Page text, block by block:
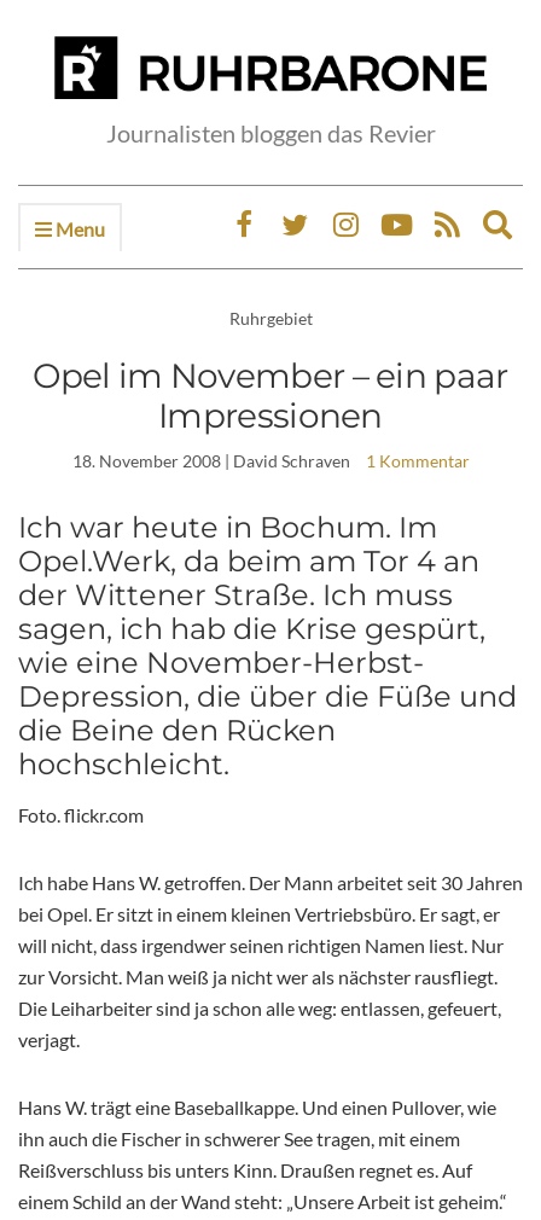
Journalisten bloggen das Revier
Menu
Ruhrgebiet
Opel im November – ein paar
Impressionen
18. November 2008| David Schraven 1 Kommentar
Ich war heute in Bochum. Im
Opel.Werk, da beim am Tor 4 an
der Wittener Straße. Ich muss
sagen, ich hab die Krise gespürt,
wie eine November-Herbst-
Depression, die über die Füße und
die Beine den Rücken
hochschleicht.
Foto. flickr.com
Ich habe Hans W. getroffen. Der Mann arbeitet seit 30 Jahren
bei Opel. Er sitzt in einem kleinen Vertriebsbüro. Er sagt, er
will nicht, dass irgendwer seinen richtigen Namen liest. Nur
zur Vorsicht. Man weiß ja nicht wer als nächster rausfliegt.
Die Leiharbeiter sind ja schon alle weg: entlassen, gefeuert,
verjagt.
Hans W. trägt eine Baseballkappe. Und einen Pullover, wie
ihn auch die Fischer in schwerer See tragen, mit einem
Reißverschluss bis unters Kinn. Draußen regnet es. Auf
einem Schild an der Wand steht: „Unsere Arbeit ist geheim.“